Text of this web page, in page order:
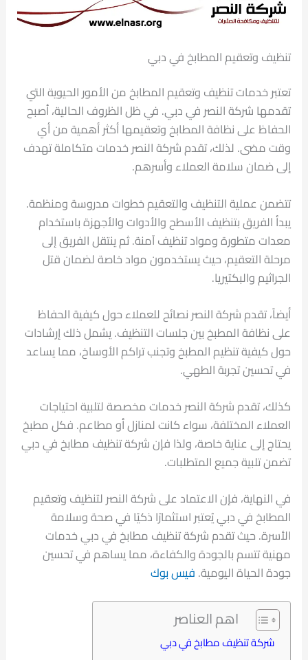
تنظيف وتعقيم المطابخ في دبي
تعتبر خدمات تنظيف وتعقيم المطابخ من الأمور الحيوية التي
تقدمها شركة النصر في دبي. في ظل الظروف الحالية، أصبح
الحفاظ على نظافة المطابخ وتعقيمها أكثر أهمية من أي
وقت مضى. لذلك، تقدم شركة النصر خدمات متكاملة تهدف
إلى ضمان سلامة العملاء وأسرهم.
تتضمن عملية التنظيف والتعقيم خطوات مدروسة ومنظمة.
يبدأ الفريق بتنظيف الأسطح والأدوات والأجهزة باستخدام
معدات متطورة ومواد تنظيف آمنة. ثم ينتقل الفريق إلى
مرحلة التعقيم، حيث يستخدمون مواد خاصة لضمان قتل
الجراثيم والبكتيريا.
أيضاً، تقدم شركة النصر نصائح للعملاء حول كيفية الحفاظ
على نظافة المطبخ بين جلسات التنظيف. يشمل ذلك إرشادات
حول كيفية تنظيم المطبخ وتجنب تراكم الأوساخ، مما يساعد
في تحسين تجربة الطهي.
كذلك، تقدم شركة النصر خدمات مخصصة لتلبية احتياجات
العملاء المختلفة، سواء كانت لمنازل أو مطاعم. فكل مطبخ
يحتاج إلى عناية خاصة، ولذا فإن شركة تنظيف مطابخ في دبي
تضمن تلبية جميع المتطلبات.
في النهاية، فإن الاعتماد على شركة النصر لتنظيف وتعقيم
المطابخ في دبي يُعتبر استثمارًا ذكيًا في صحة وسلامة
الأسرة. حيث تقدم شركة تنظيف مطابخ في دبي خدمات
مهنية تتسم بالجودة والكفاءة، مما يساهم في تحسين
جودة الحياة اليومية. فيس بوك
اهم العناصر
شركة تنظيف مطابخ في دبي